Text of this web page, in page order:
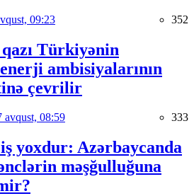
09:23 352
Türkiyənin
ambisiyalarının
çevrilir
avqust, 08:59 333
yoxdur: Azərbaycanda
məşğulluğuna